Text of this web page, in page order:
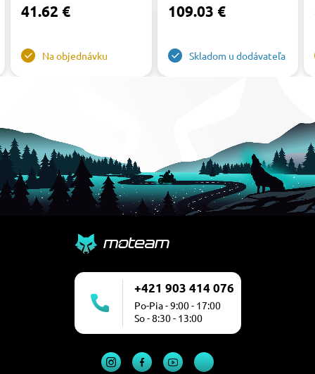
41.62 €
Na objednávku
109.03 €
Skladom u dodávateľa
+421 903 414 076
Po-Pia - 9:00 - 17:00
So - 8:30 - 13:00